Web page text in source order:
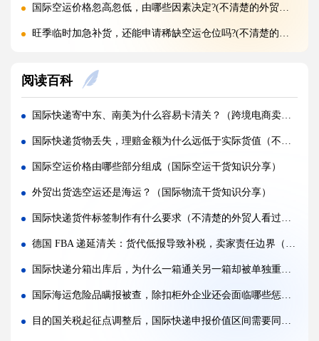
国际空运价格忽高忽低，由哪些因素决定?(不清楚的外贸人看过来)
旺季临时加急补货，还能申请稀缺空运仓位吗?(不清楚的外贸人看过来)
实木托盘无 IPPC 标识，空运落地除销毁外有哪些整改方式(国际空运干货知识分享)
空运到仓长期不上架，如何区分物流延误与亚马逊仓内拥堵?(国际空运干货知识分享)
美仓热门地址，空派派送经常拒收该怎么处理（不清楚的跨境卖家看过来）
海关认定货值偏高征税，有合规申诉减免税费的办法吗（国际快递干货知识分享）
国际快递包装做错直接破损（跨境发货包装指南）
国际快递虚报货值有什么后果（海关处罚细则科普）
旺季国际空运仓位紧张，如何提前锁定舱位与运价（不清楚的外贸人看过来）
空运主单MAWB与分单HAWB有什么区别，清关受影响吗（国际空运干货知识分享）
海运出口报关资料单单不一致，会造成哪些货物延误后果?(国际海运干货知识分享)
阅读百科
国际快递寄中东、南美为什么容易卡清关？（跨境电商卖家如何降低清关风险）
国际快递货物丢失，理赔金额为什么远低于实际货值（不清楚的跨境电商卖家看过来）
国际空运价格由哪些部分组成（国际空运干货知识分享）
外贸出货选空运还是海运？（国际物流干货知识分享）
国际快递货件标签制作有什么要求（不清楚的外贸人看过来）
德国 FBA 递延清关：货代低报导致补税，卖家责任边界（跨境电商卖家请注意）
国际快递分箱出库后，为什么一箱通关另一箱却被单独重审（百运网为您分享海关审核逻辑）
国际海运危险品瞒报被查，除扣柜外企业还会面临哪些惩戒（跨境电商卖家请注意）
目的国关税起征点调整后，国际快递申报价值区间需要同步优化吗（外贸人请注意）